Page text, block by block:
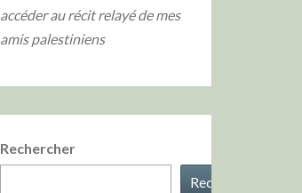
accéder au récit relayé de mes
amis palestiniens
Rechercher
Rechercher